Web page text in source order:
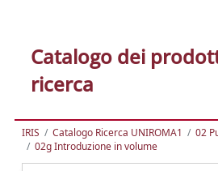
Catalogo dei
ricerca
IRIS Catalogo Ricerca UNIROMA1
02
02g Introduzione in volume